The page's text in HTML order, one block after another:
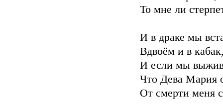
То мне ли
И в драке мы
Вдвоём и в
И если мы
Что Дева Мария
От смерти меня